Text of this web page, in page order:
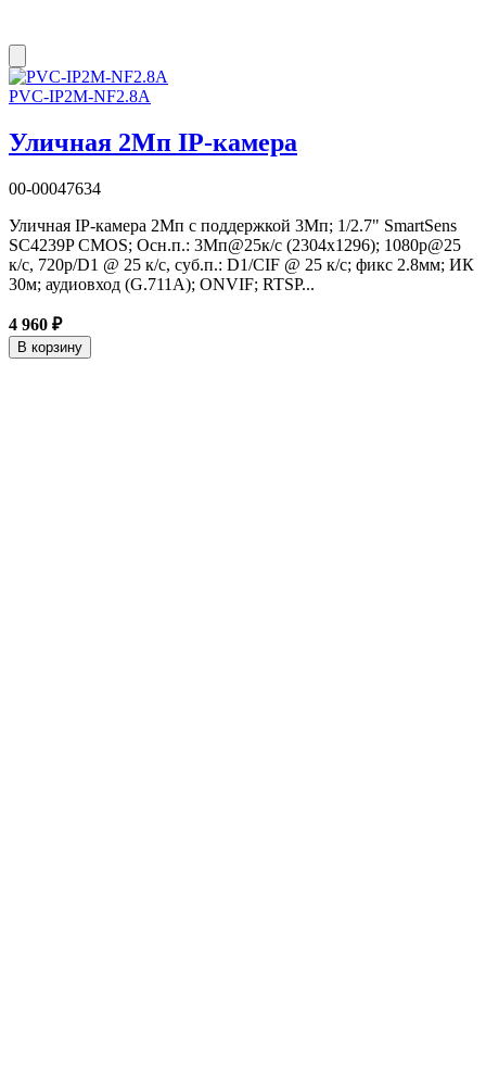
PVC-IP2M-NF2.8A
Уличная 2Мп IP-камера
00-00047634
Уличная IP-камера 2Мп с поддержкой 3Мп; 1/2.7" SmartSens
SC4239P CMOS; Осн.п.: 3Мп@25к/с (2304x1296); 1080p@25
к/с, 720p/D1 @ 25 к/с, суб.п.: D1/CIF @ 25 к/с; фикс 2.8мм; ИК
30м; аудиовход (G.711A); ONVIF; RTSP...
4 960 ₽
В корзину